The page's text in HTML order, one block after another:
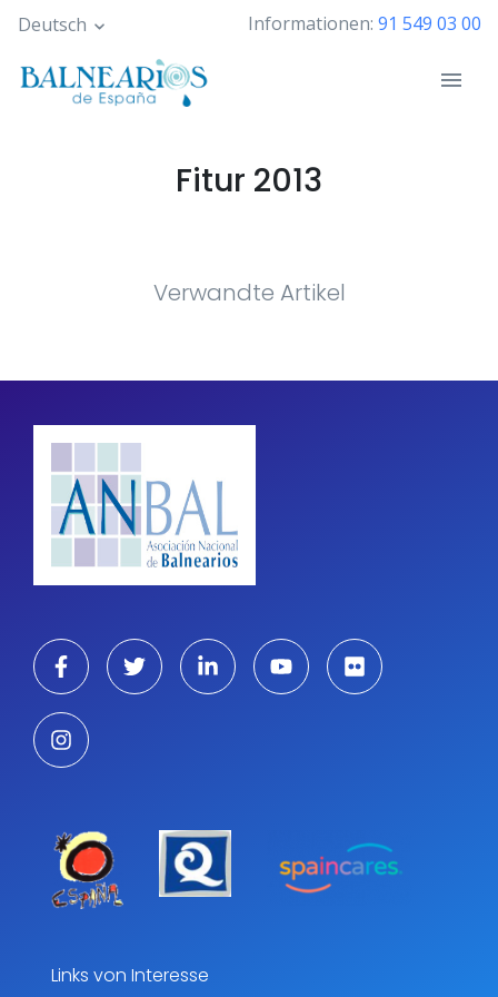
Skip
main
content
Deutsch Informationen: 91 549 03 00
Fitur 2013
Verwandte Artikel
Links von Interesse